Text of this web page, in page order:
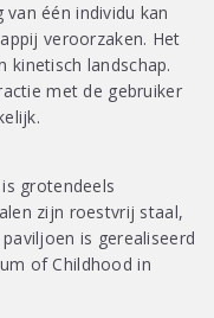
van één individu kan
veroorzaken. Het
kinetisch landschap.
met de gebruiker
grotendeels
zijn roestvrij staal,
is gerealiseerd
of Childhood in